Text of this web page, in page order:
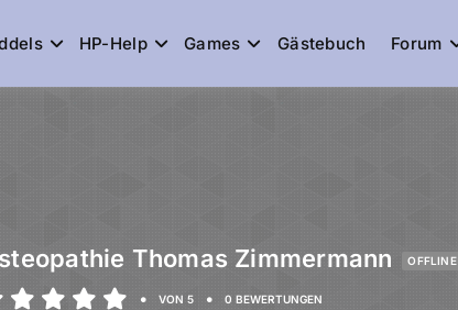
HP-Help Games Gästebuch Forum
Thomas Zimmermann OFFLINE
• VON 5 • 0 BEWERTUNGEN